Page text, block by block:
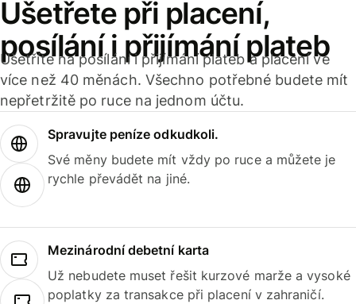
Ušetřete při placení,
posílání i přijímání plateb
Ušetříte na posílání i přijímání plateb a placení ve
více než 40 měnách. Všechno potřebné budete mít
nepřetržitě po ruce na jednom účtu.
Spravujte peníze odkudkoli.
Své měny budete mít vždy po ruce a můžete je
rychle převádět na jiné.
Mezinárodní debetní karta
Už nebudete muset řešit kurzové marže a vysoké
poplatky za transakce při placení v zahraničí.